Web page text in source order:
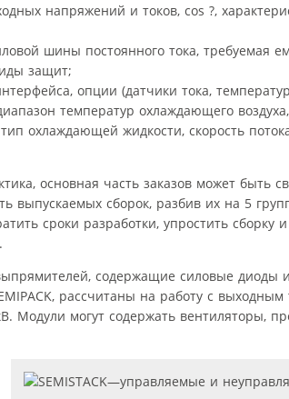
напряжений и токов, cos ?,
шины постоянного тока, требуемая
защит;
опции (датчики тока,
температур охлаждающего
охлаждающей жидкости, скорость
основная часть заказов может быть
выпускаемых сборок, разбив их на 5
сроки разработки, упростить
содержащие силовые диоды
рассчитаны на работу с
Модули могут содержать вентиляторы,